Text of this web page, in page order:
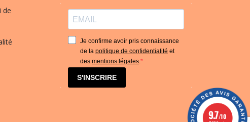
(24 avis)
de
Je confirme avoir pris connaissance
de la politique de confidentialité et
des mentions légales.
S'INSCRIRE
9.7/10